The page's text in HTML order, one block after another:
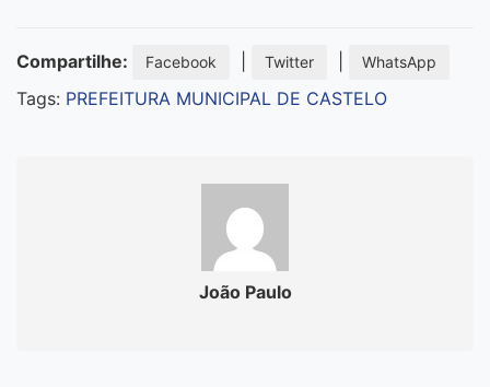
Compartilhe: Facebook Twitter WhatsApp
Tags: PREFEITURA MUNICIPAL DE CASTELO
João Paulo